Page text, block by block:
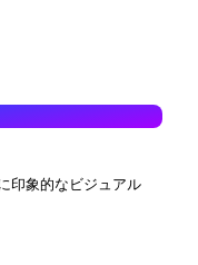
印象的なビジュアル